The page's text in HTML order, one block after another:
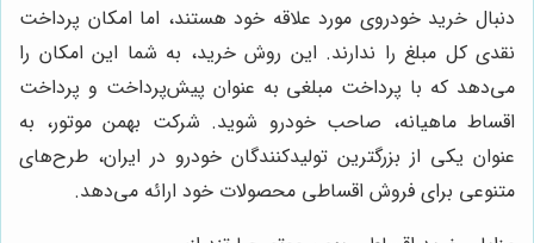
دنبال خرید خودروی مورد علاقه خود هستند، اما امکان پرداخت
نقدی کل مبلغ را ندارند. این روش خرید، به شما این امکان را
می‌دهد که با پرداخت مبلغی به عنوان پیش‌پرداخت و پرداخت
اقساط ماهیانه، صاحب خودرو شوید. شرکت بهمن موتور، به
عنوان یکی از بزرگترین تولیدکنندگان خودرو در ایران، طرح‌های
متنوعی برای فروش اقساطی محصولات خود ارائه می‌دهد.